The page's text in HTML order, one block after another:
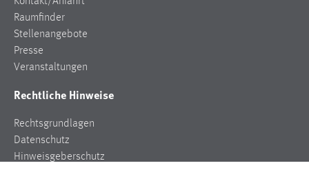
Raumfinder
Stellenangebote
Presse
Veranstaltungen
Rechtliche Hinweise
Rechtsgrundlagen
Datenschutz
Hinweisgeberschutz